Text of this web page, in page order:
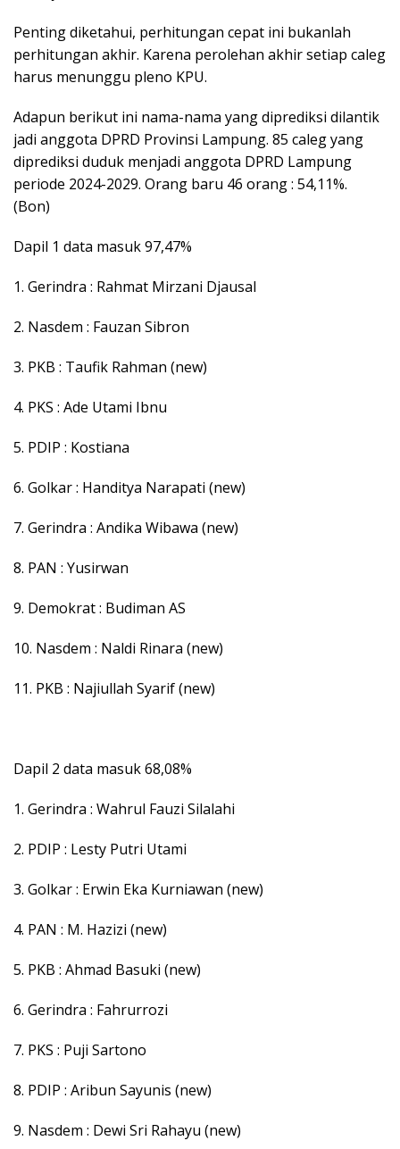
Penting diketahui, perhitungan cepat ini bukanlah
perhitungan akhir. Karena perolehan akhir setiap caleg
harus menunggu pleno KPU.
Adapun berikut ini nama-nama yang diprediksi dilantik
jadi anggota DPRD Provinsi Lampung. 85 caleg yang
diprediksi duduk menjadi anggota DPRD Lampung
periode 2024-2029. Orang baru 46 orang : 54,11%.
(Bon)
Dapil 1 data masuk 97,47%
1. Gerindra : Rahmat Mirzani Djausal
2. Nasdem : Fauzan Sibron
3. PKB : Taufik Rahman (new)
4. PKS : Ade Utami Ibnu
5. PDIP : Kostiana
6. Golkar : Handitya Narapati (new)
7. Gerindra : Andika Wibawa (new)
8. PAN : Yusirwan
9. Demokrat : Budiman AS
10. Nasdem : Naldi Rinara (new)
11. PKB : Najiullah Syarif (new)
Dapil 2 data masuk 68,08%
1. Gerindra : Wahrul Fauzi Silalahi
2. PDIP : Lesty Putri Utami
3. Golkar : Erwin Eka Kurniawan (new)
4. PAN : M. Hazizi (new)
5. PKB : Ahmad Basuki (new)
6. Gerindra : Fahrurrozi
7. PKS : Puji Sartono
8. PDIP : Aribun Sayunis (new)
9. Nasdem : Dewi Sri Rahayu (new)